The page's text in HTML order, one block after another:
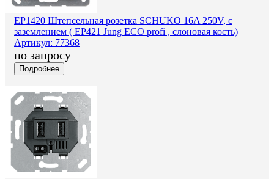
EP1420 Штепсельная розетка SCHUKO 16A 250V, с
заземлением ( EP421 Jung ECO profi , слоновая кость)
Артикул: 77368
по запросу
Подробнее